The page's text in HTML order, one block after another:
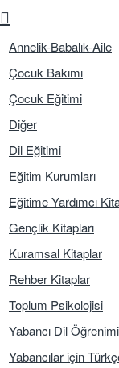
Annelik-Babalık-Aile
Çocuk Bakımı
Çocuk Eğitimi
Diğer
Dil Eğitimi
Eğitim Kurumları
Eğitime Yardımcı
Gençlik Kitapları
Kuramsal Kitaplar
Rehber Kitaplar
Toplum Psikolojisi
Yabancı Dil Öğrenimi
Yabancılar için